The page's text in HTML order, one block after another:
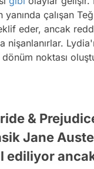
çalışan
eder, ancak
nişanlanırlar.
noktası
&
Jane
ediliyor